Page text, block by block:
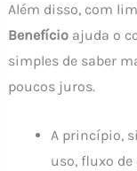
Além disso, com
Benefício ajuda o
simples de saber
poucos juros.
A princípio,
uso, fluxo de